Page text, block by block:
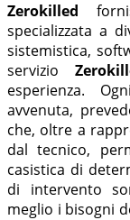
Zerokilled
specializzata a
sistemistica,
servizio
esperienza.
avvenuta,
che, oltre a
dal tecnico,
casistica di
di intervento
meglio i bisogni